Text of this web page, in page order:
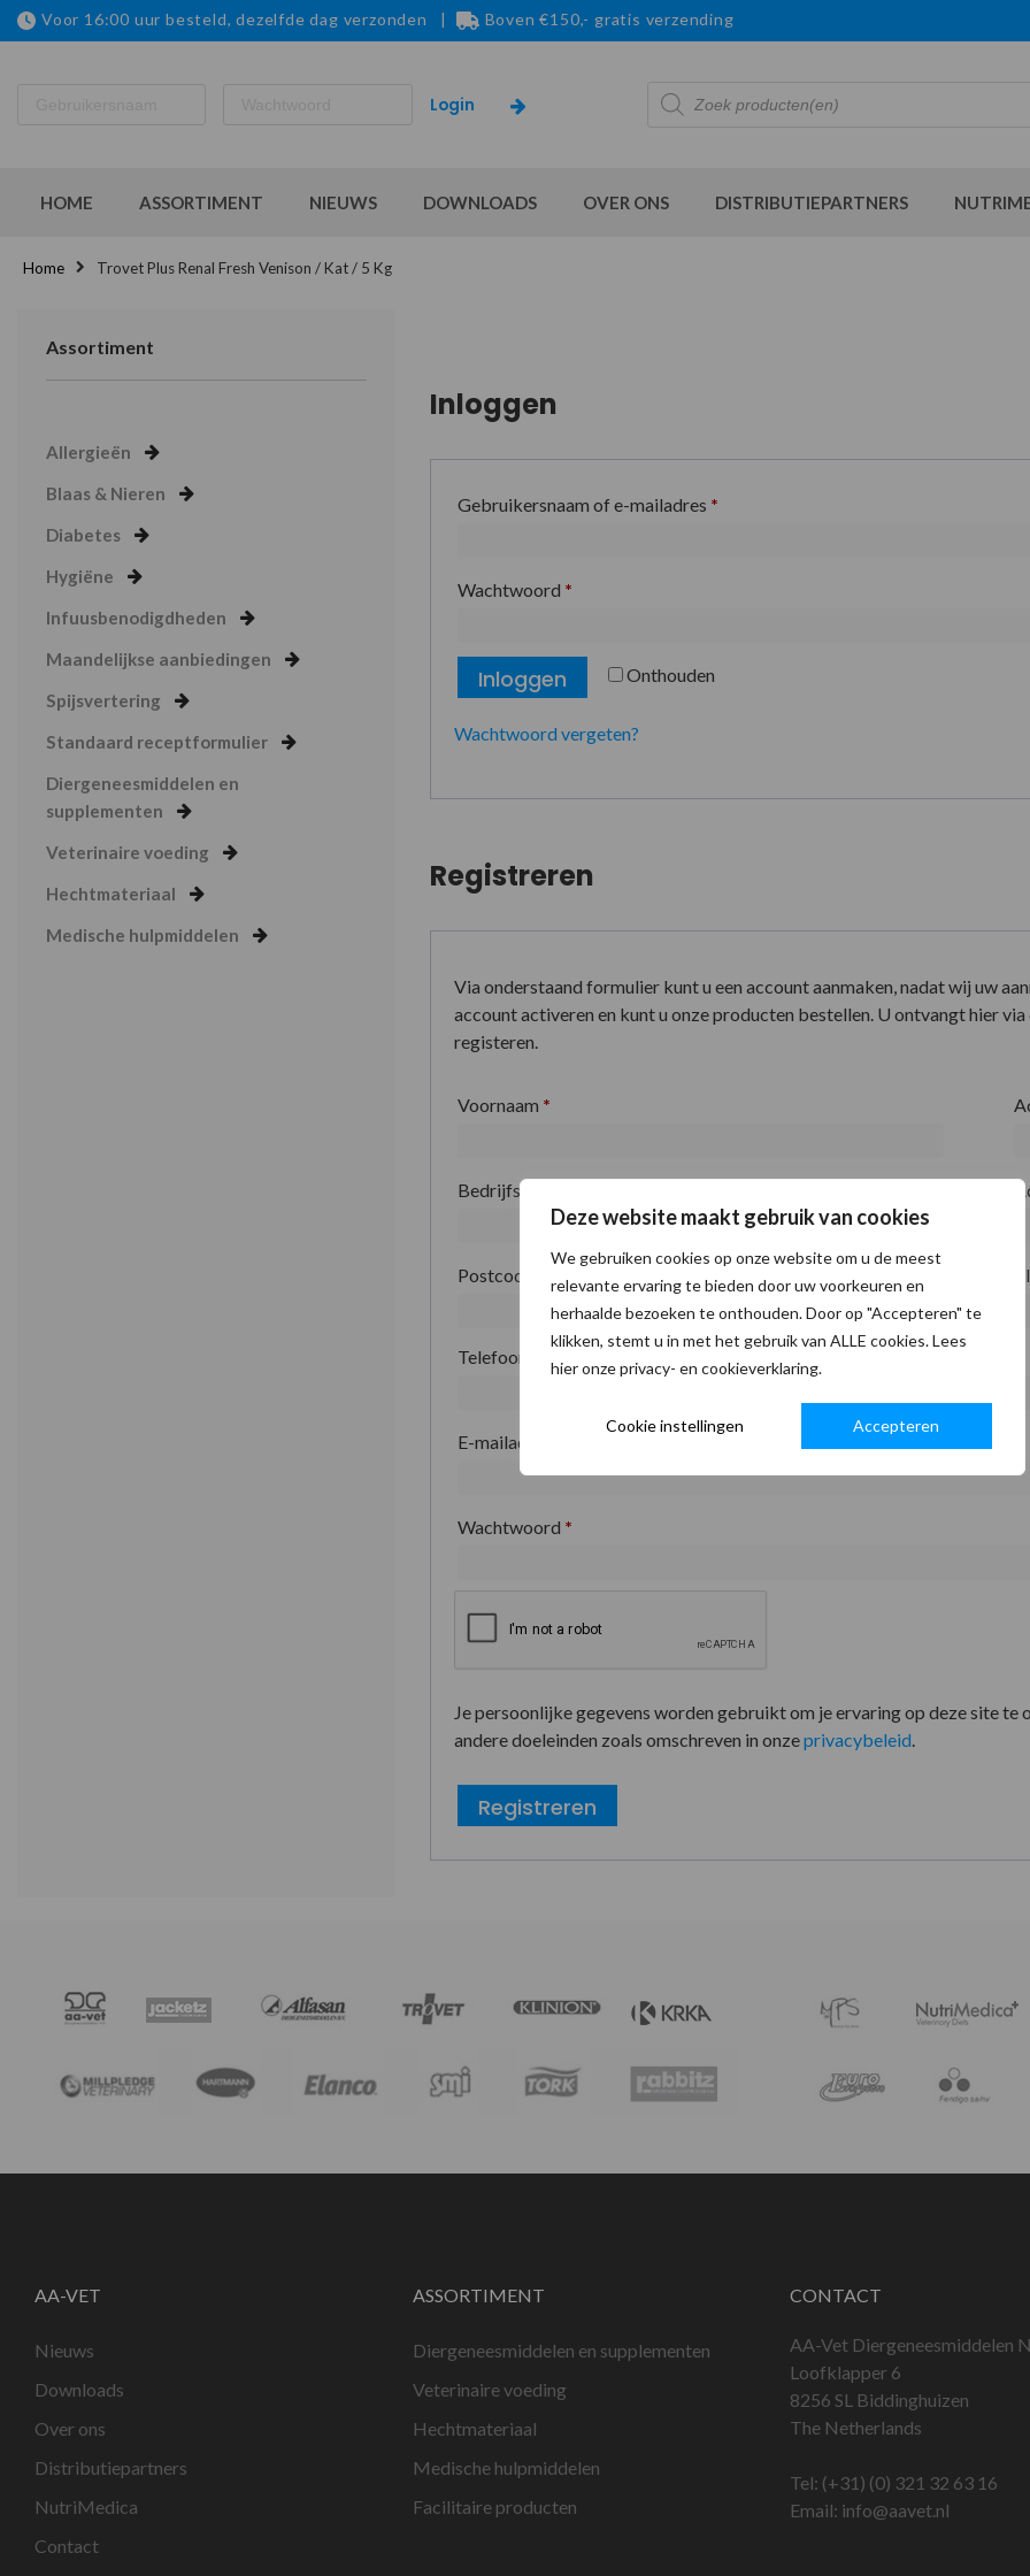
Deze website maakt gebruik van cookies
We gebruiken cookies op onze website om u de meest
relevante ervaring te bieden door uw voorkeuren en
herhaalde bezoeken te onthouden. Door op "Accepteren" te
klikken, stemt u in met het gebruik van ALLE cookies. Lees
hier onze privacy- en cookieverklaring.
Cookie instellingen Accepteren
Voor 16:00 uur besteld, dezelfde dag verzonden | Boven €150,- gratis verzending
Producten
zoeken
HOME ASSORTIMENT NIEUWS DOWNLOADS OVER ONS DISTRIBUTIEPARTNERS
Home Trovet Plus Renal Fresh Venison / Kat / 5 Kg
Assortiment
Allergieën
Blaas & Nieren
Diabetes
Hygiëne
Infuusbenodigdheden
Maandelijkse aanbiedingen
Spijsvertering
Standaard receptformulier
Diergeneesmiddelen en
supplementen
Veterinaire voeding
Hechtmateriaal
Medische hulpmiddelen
Inloggen
Gebruikersnaam of e-mailadres *
Wachtwoord *
Onthouden
Inloggen
Wachtwoord vergeten?
Registreren
Via onderstaand formulier kunt u een account aanmaken, nadat wij uw
account activeren en kunt u onze producten bestellen. U ontvangt hier
registeren.
Voornaam *
Bedrijfsnaam
Postcode
Telefoon
E-mailadres
Wachtwoord *
Je persoonlijke gegevens worden gebruikt om je ervaring op deze site
andere doeleinden zoals omschreven in onzeprivacybeleid
Registreren
AA-VET
Nieuws
Downloads
Over ons
Distributiepartners
NutriMedica
Contact
ASSORTIMENT
Diergeneesmiddelen en supplementen
Veterinaire voeding
Hechtmateriaal
Medische hulpmiddelen
Facilitaire producten
CONTACT
AA-Vet Diergeneesmiddelen
Loofklapper 6
8256 SL Biddinghuizen
The Netherlands
Tel: (+31) (0) 321 32 63 16
Email: info@aavet.nl